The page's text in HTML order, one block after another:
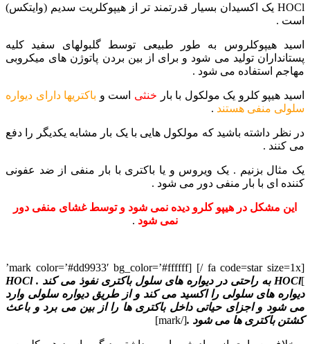
HOCl یک اکسیدان بسیار قدرتمند تر از هیپوکلریت سدیم (وایتکس)
است .
اسید هیپوکلروس به طور طبیعی توسط گلبولهای سفید کلیه
پستانداران تولید می شود و برای از بین بردن پاتوژن های میکروبی
مهاجم استفاده می شود .
اسید هیپو کلرو یک مولکول با بار خنثی است و باکتریها دارای دیواره
سلولی منفی هستند .
در نظر داشته باشید که مولکول هایی با یک بار مشابه یکدیگر را دفع
می کنند .
یک مثال بزنیم . یک ویروس و یا باکتری با بار منفی از ضد عفونی
کننده ای با بار منفی دور می شود .
این مشکل در هیپو کلرو دیده نمی شود و توسط غشای منفی دور
نمی شود .
[fa code=star size=1x /] [mark color=’#dd9933′ bg_color=’#ffffff’
]
HOCl به راحتی در دیواره های سلول باکتری نفوذ می کند . HOCl
دیواره های سلولی را اکسید می کند و از طریق دیواره سلولی وارد
می شود و اجزای حیاتی داخل باکتری ها را از بین می برد و باعث
کشتن باکتری ها می شود .[/mark]